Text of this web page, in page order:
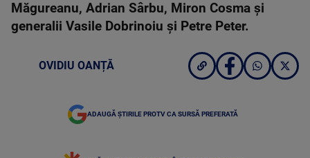
Măgureanu, Adrian Sârbu, Miron Cosma şi
generalii Vasile Dobrinoiu şi Petre Peter.
OVIDIU OANȚĂ
ADAUGĂ ȘTIRILE PROTV CA SURSĂ PREFERATĂ